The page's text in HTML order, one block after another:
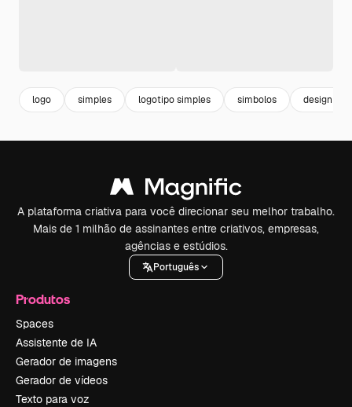
logo simples logotipo simples simbolos design
A plataforma criativa para você direcionar seu melhor trabalho.
Mais de 1 milhão de assinantes entre criativos, empresas,
agências e estúdios.
Português
Produtos
Spaces
Assistente de IA
Gerador de imagens
Gerador de vídeos
Texto para voz